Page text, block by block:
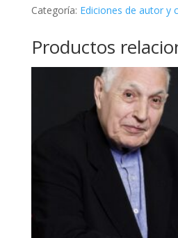
pasión
geométrica.
Categoría: Ediciones de autor y
Productos